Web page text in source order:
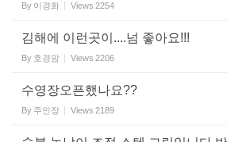
By 이경화 Views 2254
김해에 이런곳이....넘 좋아요!!!
By 호경맘 Views 2206
수영장오픈했나요??
By 주인장 Views 2189